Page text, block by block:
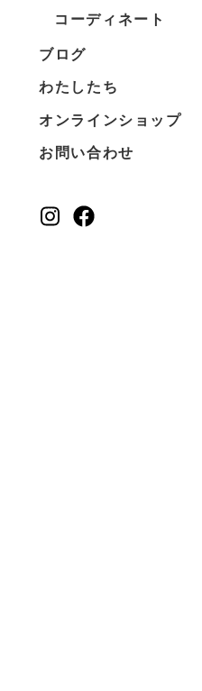
コーディネート
ブログ
わたしたち
オンラインショップ
お問い合わせ